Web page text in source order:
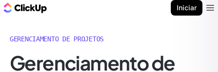
Iniciar
GERENCIAMENTO DE PROJETOS
Gerenciamento de